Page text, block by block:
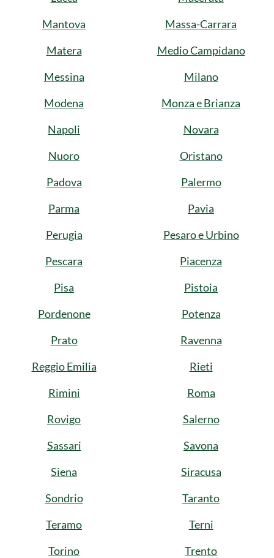
Mantova
Massa-Carrara
Matera
Medio Campidano
Messina
Milano
Modena
Monza e Brianza
Napoli
Novara
Nuoro
Oristano
Padova
Palermo
Parma
Pavia
Perugia
Pesaro e Urbino
Pescara
Piacenza
Pisa
Pistoia
Pordenone
Potenza
Prato
Ravenna
Reggio Emilia
Rieti
Rimini
Roma
Rovigo
Salerno
Sassari
Savona
Siena
Siracusa
Sondrio
Taranto
Teramo
Terni
Torino
Trento